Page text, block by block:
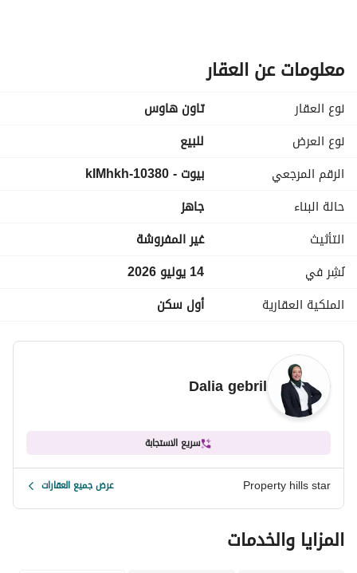
خدمات المشروع:
مساحات خضراء واسعة ولاندسكيب
حمامات سباحة
كلوب هاوس
مناطق مخصصة للأطفال
مسارات للمشي والجري
أمن وحراسة 24 ساعة
منطقة تجارية تضم مطاعم وكافيهات ومحلات
معلومات عن العقار
نوع العقار
تاون هاوس
نوع العرض
للبيع
الرقم المرجعي
بيوت - 10380-kIMhkh
حالة البناء
جاهز
التأثيث
غير المفروشة
نُشِر في
14 يوليو 2026
الملكية العقارية
أول سكن
Dalia gebril
سريع الاستجابة
Property hills star عرض جميع العقارات
المزايا والخدمات